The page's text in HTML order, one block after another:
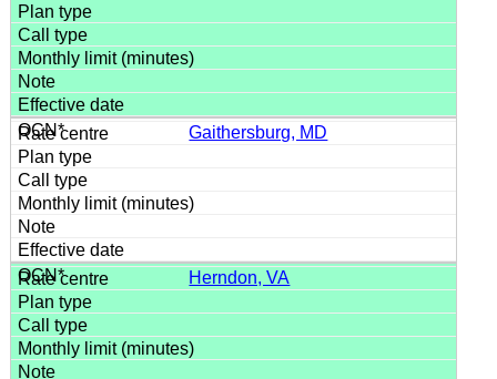
Gaithersburg, MD
Herndon, VA